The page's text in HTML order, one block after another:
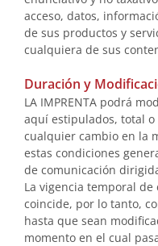
acceso, datos,
de sus productos y
cualquiera de sus
Duración y
LA IMPRENTA podrá
aquí estipulados, total
cualquier cambio en la
estas condiciones
de comunicación
La vigencia temporal
coincide, por lo tanto,
hasta que sean
momento en el cual